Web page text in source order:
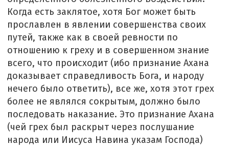
Когда есть заклятое, хотя Бог может быть
прославлен в явлении совершенства своих
путей, также как в своей ревности по
отношению к греху и в совершенном знание
всего, что происходит (ибо признание Ахана
доказывает справедливость Бога, и народу
нечего было ответить), все же, хотя этот грех
более не являлся сокрытым, должно было
последовать наказание. Это признание Ахана
(чей грех был раскрыт через послушание
народа или Иисуса Навина указам Господа)